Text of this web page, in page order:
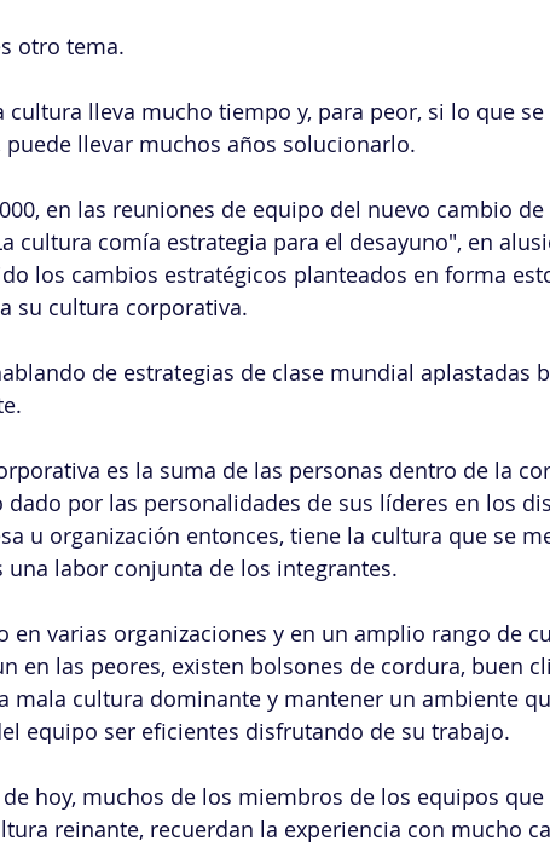
otro tema.
cultura lleva mucho tiempo y, para peor, si lo que
puede llevar muchos años solucionarlo.
en las reuniones de equipo del nuevo cambio
cultura comía estrategia para el desayuno", en
los cambios estratégicos planteados en forma
su cultura corporativa.
de estrategias de clase mundial aplastadas
es la suma de las personas dentro de la
dado por las personalidades de sus líderes en los
u organización entonces, tiene la cultura que se
una labor conjunta de los integrantes.
en varias organizaciones y en un amplio rango de
en las peores, existen bolsones de cordura, buen
mala cultura dominante y mantener un ambiente
equipo ser eficientes disfrutando de su trabajo.
hoy, muchos de los miembros de los equipos
reinante, recuerdan la experiencia con mucho